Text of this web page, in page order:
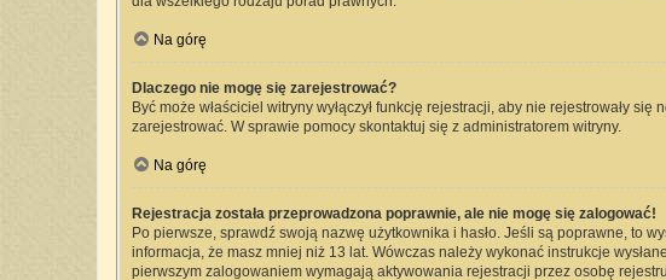
Na górę
Dlaczego nie mogę się zarejestrować?
Być może właściciel witryny wyłączył funkcję rejestracji, aby nie rejestrowały
zarejestrować. W sprawie pomocy skontaktuj się z administratorem witryny.
Na górę
Rejestracja została przeprowadzona poprawnie, ale nie mogę się zalogować!
Po pierwsze, sprawdź swoją nazwę użytkownika i hasło. Jeśli są poprawne, to
informacja, że masz mniej niż 13 lat. Wówczas należy wykonać instrukcje
pierwszym zalogowaniem wymagają aktywowania rejestracji przez osobę